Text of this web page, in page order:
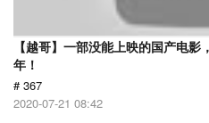
【越哥】一部没能上映的国产电
年！
# 367
2020-07-21 08:42